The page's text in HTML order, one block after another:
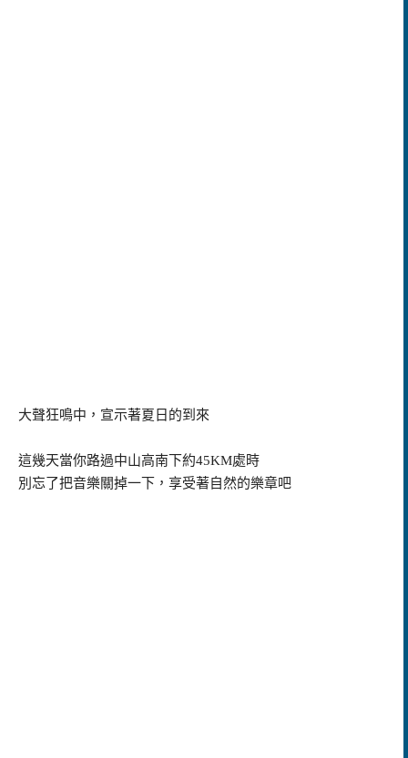
大聲狂鳴中，宣示著夏日的到來
這幾天當你路過中山高南下約45KM處時
別忘了把音樂關掉一下，享受著自然的樂章吧